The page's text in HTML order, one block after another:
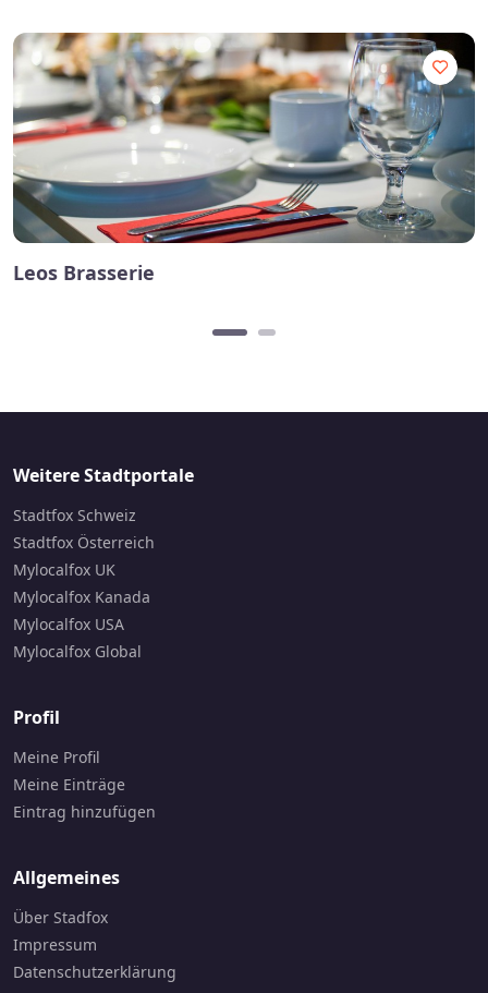
Leos Brasserie
Weitere Stadtportale
Stadtfox Schweiz
Stadtfox Österreich
Mylocalfox UK
Mylocalfox Kanada
Mylocalfox USA
Mylocalfox Global
Profil
Meine Profil
Meine Einträge
Eintrag hinzufügen
Allgemeines
Über Stadfox
Impressum
Datenschutzerklärung